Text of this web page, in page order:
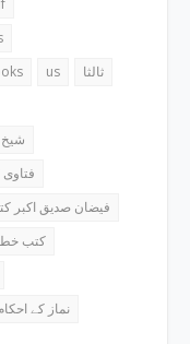
us
ثالثا
فیضان صدیق اکبر
کتب
نماز کے